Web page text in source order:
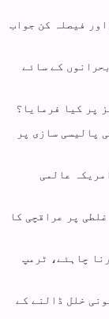
فیصلہ کن جواب
کے سائے
پر کیا فرمایا؟
پالیسی سازی پر
عالمی
پر عراقچی کا
چاہئے، ٹرمپ
خلل ڈالنے کے